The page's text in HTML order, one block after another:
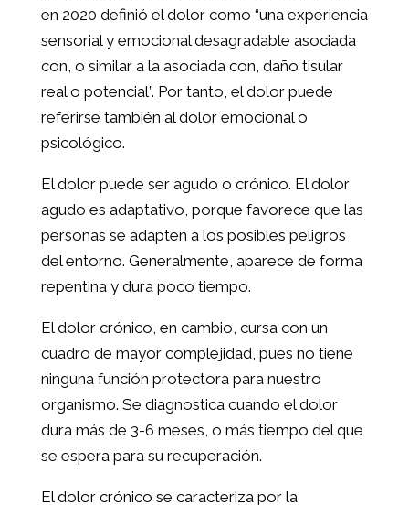
en 2020 definió el dolor como “una experiencia
sensorial y emocional desagradable asociada
con, o similar a la asociada con, daño tisular
real o potencial”. Por tanto, el dolor puede
referirse también al dolor emocional o
psicológico.
El dolor puede ser agudo o crónico. El dolor
agudo es adaptativo, porque favorece que las
personas se adapten a los posibles peligros
del entorno. Generalmente, aparece de forma
repentina y dura poco tiempo.
El dolor crónico, en cambio, cursa con un
cuadro de mayor complejidad, pues no tiene
ninguna función protectora para nuestro
organismo. Se diagnostica cuando el dolor
dura más de 3-6 meses, o más tiempo del que
se espera para su recuperación.
El dolor crónico se caracteriza por la